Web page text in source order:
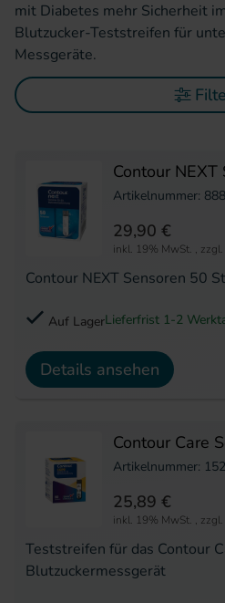
mit Diabetes mehr Sicherheit
Blutzucker-Teststreifen für
Messgeräte.
Contour NEXT
Artikelnummer:
Contour NEXT Sensoren 50
29,90 €
inkl. 19% MwSt. , zzgl.
Auf LagerLieferfrist 1-2
Details ansehen
Contour Care
Artikelnummer:
Teststreifen für das Contour
Blutzuckermessgerät
25,89 €
inkl. 19% MwSt. , zzgl.